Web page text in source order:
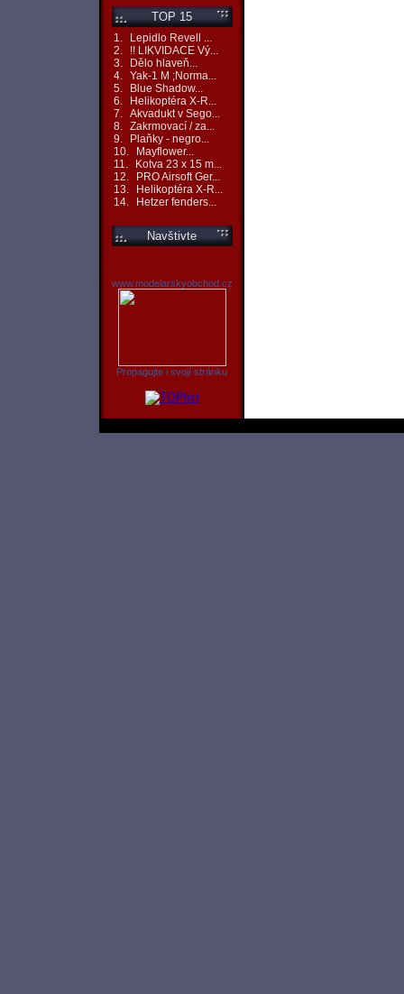
TOP 15
1.
Lepidlo Revell ...
2.
!! LIKVIDACE Vý...
3.
Dělo hlaveň...
4. Yak-1 M ;Norma...
5.
Blue Shadow...
6.
Helikoptéra X-R...
7. Akvadukt v Sego...
8. Zakrmovací / za...
9.
Plaňky - negro...
10.
Mayflower...
11.
Kotva 23 x 15 m...
12.
PRO Airsoft Ger...
13.
Helikoptéra X-R...
14.
Hetzer fenders...
Navštivte
www.modelarskyobchod.cz
Propagujte i svojí stránku